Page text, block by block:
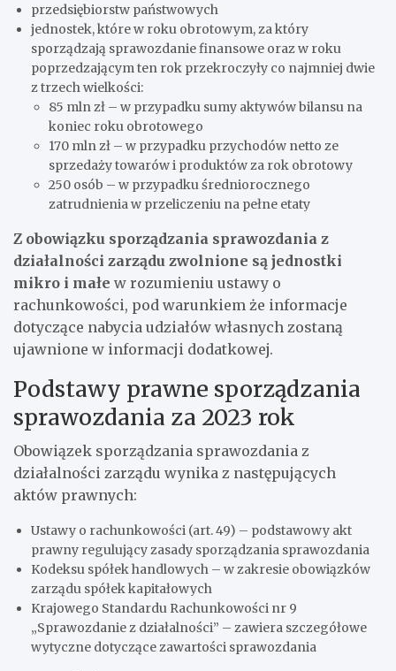
przedsiębiorstw państwowych
jednostek, które w roku obrotowym, za który
sporządzają sprawozdanie finansowe oraz w roku
poprzedzającym ten rok przekroczyły co najmniej dwie
z trzech wielkości:
85 mln zł – w przypadku sumy aktywów bilansu na
koniec roku obrotowego
170 mln zł – w przypadku przychodów netto ze
sprzedaży towarów i produktów za rok obrotowy
250 osób – w przypadku średniorocznego
zatrudnienia w przeliczeniu na pełne etaty
Z obowiązku sporządzania sprawozdania z
działalności zarządu zwolnione są jednostki
mikro i małe w rozumieniu ustawy o
rachunkowości, pod warunkiem że informacje
dotyczące nabycia udziałów własnych zostaną
ujawnione w informacji dodatkowej.
Podstawy prawne sporządzania
sprawozdania za 2023 rok
Obowiązek sporządzania sprawozdania z
działalności zarządu wynika z następujących
aktów prawnych:
Ustawy o rachunkowości (art. 49) – podstawowy akt
prawny regulujący zasady sporządzania sprawozdania
Kodeksu spółek handlowych – w zakresie obowiązków
zarządu spółek kapitałowych
Krajowego Standardu Rachunkowości nr 9
„Sprawozdanie z działalności” – zawiera szczegółowe
wytyczne dotyczące zawartości sprawozdania